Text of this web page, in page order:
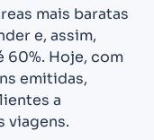
mais baratas
e, assim,
60%. Hoje, com
emitidas,
a
viagens.